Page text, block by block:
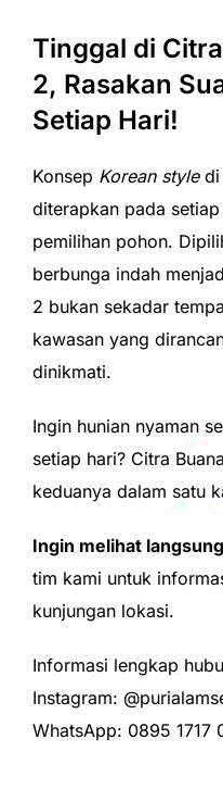
Tinggal di
2, Rasakan
Setiap Hari!
Konsep Korean styledi
diterapkan pada
pemilihan pohon.
berbunga indah
2 bukan sekadar
kawasan yang
dinikmati.
Ingin hunian nyaman
setiap hari? Citra
keduanya dalam satu
Ingin melihat
tim kami untuk
kunjungan lokasi.
Informasi lengkap
Instagram:
WhatsApp: 0895 1717